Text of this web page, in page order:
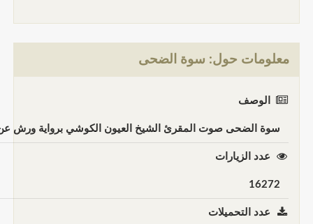
معلومات حول: سوة الضحى
الوصف
سوة الضحى صوت المقرئ الشيخ العيون الكوشي برواية ورش عن نافع
عدد الزيارات
16272
عدد التحميلات